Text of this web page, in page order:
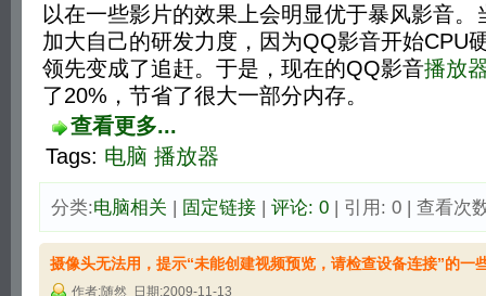
以在一些影片的效果上会明显优于暴风影音。
加大自己的研发力度，因为QQ影音开始CPU
领先变成了追赶。于是，现在的QQ影音播放
了20%，节省了很大一部分内存。
查看更多...
Tags: 电脑 播放器
分类:电脑相关 | 固定链接| 评论: 0| 引用: 0 | 查看次
摄像头无法用，提示“未能创建视频预览，请检查设备连接”的一
作者:随然 日期:2009-11-13